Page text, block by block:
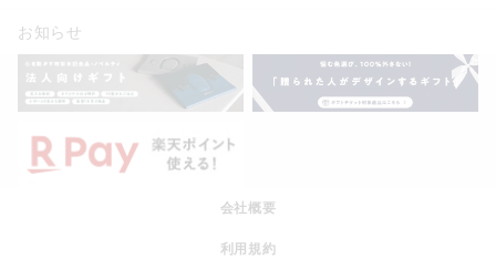
お知らせ
会社概要
利用規約